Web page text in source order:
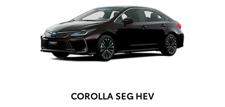
COROLLA SEG HEV